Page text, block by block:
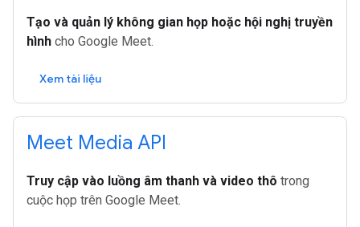
Tạo và quản lý không gian họp hoặc hội nghị truyền
hình cho Google Meet.
Xem tài liệu
Meet Media API
Truy cập vào luồng âm thanh và video thô trong
cuộc họp trên Google Meet.